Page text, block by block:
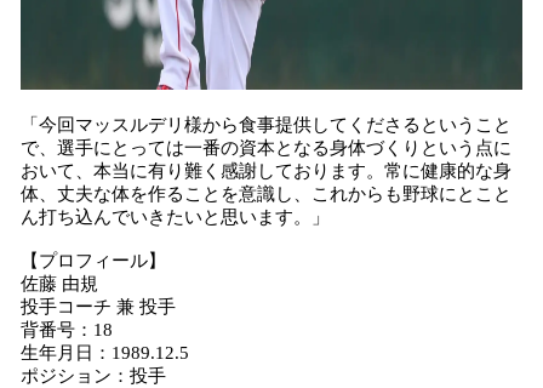
「今回マッスルデリ様から食事提供してくださるということ
で、選手にとっては一番の資本となる身体づくりという点に
おいて、本当に有り難く感謝しております。常に健康的な身
体、丈夫な体を作ることを意識し、これからも野球にとこと
ん打ち込んでいきたいと思います。」
【プロフィール】
佐藤 由規
投手コーチ 兼 投手
背番号：18
生年月日：1989.12.5
ポジション：投手